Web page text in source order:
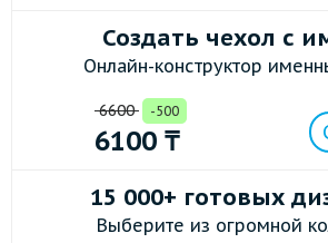
Создать чехол с
Онлайн-конструктор
6600 -500
6100 ₸
15 000+ готовых
Выберите из огромной